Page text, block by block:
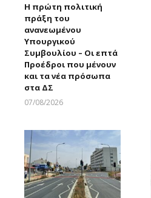
Η πρώτη πολιτική
πράξη του
ανανεωμένου
Υπουργικού
Συμβουλίου – Οι επτά
Προέδροι που μένουν
και τα νέα πρόσωπα
στα ΔΣ
07/08/2026